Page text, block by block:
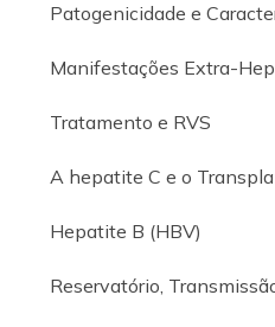
Patogenicidade e
Manifestações Extra-
Tratamento e RVS
A hepatite C e o
Hepatite B (HBV)
Reservatório,